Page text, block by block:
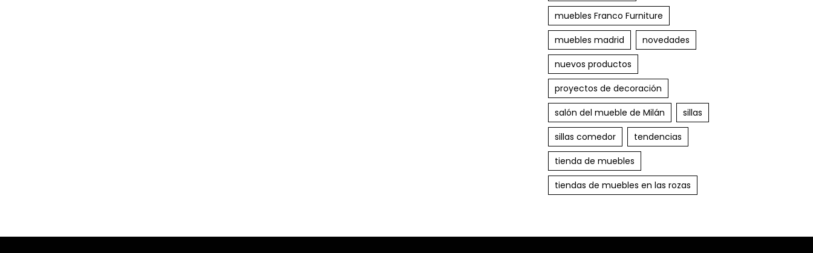
muebles Franco Furniture
muebles madrid
novedades
nuevos productos
proyectos de decoración
salón del mueble de Milán
sillas
sillas comedor
tendencias
tienda de muebles
tiendas de muebles en las rozas